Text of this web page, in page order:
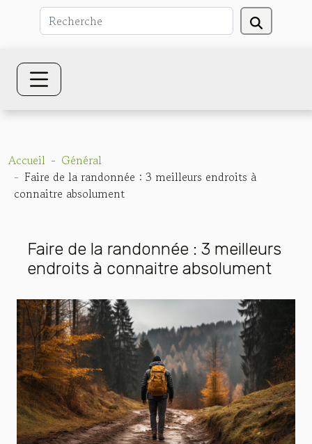
Accueil
Général
Faire de la randonnée : 3 meilleurs endroits à
connaitre absolument
Faire de la randonnée : 3 meilleurs
endroits à connaitre absolument